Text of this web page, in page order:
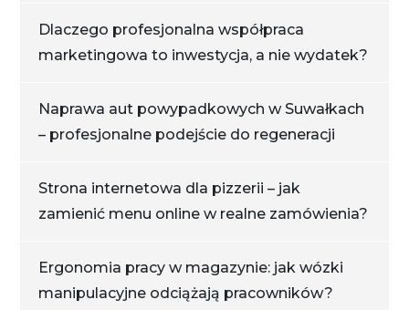
Dlaczego profesjonalna współpraca
marketingowa to inwestycja, a nie wydatek?
Naprawa aut powypadkowych w Suwałkach
– profesjonalne podejście do regeneracji
Strona internetowa dla pizzerii – jak
zamienić menu online w realne zamówienia?
Ergonomia pracy w magazynie: jak wózki
manipulacyjne odciążają pracowników?